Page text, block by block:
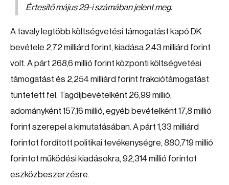
Értesítő május 29-i számában jelent meg.
A tavaly legtöbb költségvetési támogatást kapó DK
bevétele 2,72 milliárd forint, kiadása 2,43 milliárd forint
volt. A párt 268,6 millió forint központi költségvetési
támogatást és 2,254 milliárd forint frakciótámogatást
tüntetett fel. Tagdíjbevételként 26,99 millió,
adományként 157,16 millió, egyéb bevételként 17,8 millió
forint szerepel a kimutatásában. A párt 1,33 milliárd
forintot fordított politikai tevékenységre, 880,719 millió
forintot működési kiadásokra, 92,314 millió forintot
eszközbeszerzésre.